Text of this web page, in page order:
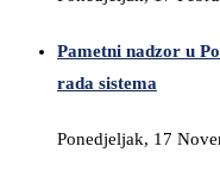
Pametni nadzor u
rada sistema
Ponedjeljak, 17